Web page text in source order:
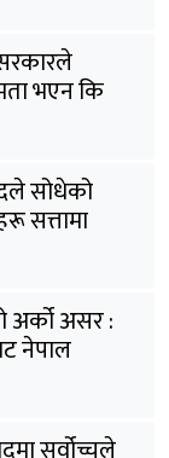
भएन कि
सोधेको
सत्तामा
अर्को असर :
नेपाल